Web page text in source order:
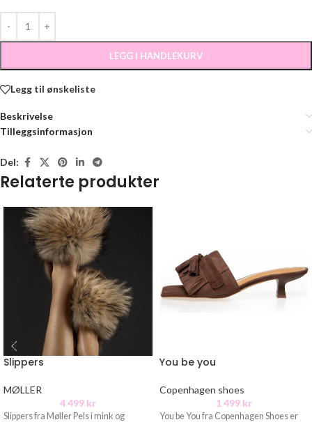
LEGG I HANDLEKURV
Legg til ønskeliste
Beskrivelse
Tilleggsinformasjon
Del:
Relaterte produkter
Slippers
MØLLER
4 499 kr
Slippers fra Møller Pels i mink og
You be you
Copenhagen shoes
1 499 kr
You be You fra Copenhagen Shoes er